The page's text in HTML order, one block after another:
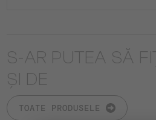
S-AR PUTEA SĂ
ȘI DE
TOATE PRODUSELE